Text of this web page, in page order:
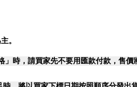
。
」時，請買家先不要用匯款付款，售